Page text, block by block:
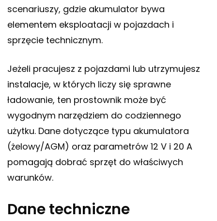
scenariuszy, gdzie akumulator bywa
elementem eksploatacji w pojazdach i
sprzęcie technicznym.
Jeżeli pracujesz z pojazdami lub utrzymujesz
instalacje, w których liczy się sprawne
ładowanie, ten prostownik może być
wygodnym narzędziem do codziennego
użytku. Dane dotyczące typu akumulatora
(żelowy/AGM) oraz parametrów 12 V i 20 A
pomagają dobrać sprzęt do właściwych
warunków.
Dane techniczne